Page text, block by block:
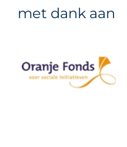
met dank aan